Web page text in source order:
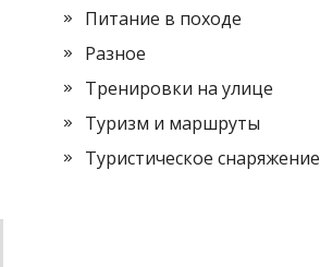
Питание в походе
Разное
Тренировки на улице
Туризм и маршруты
Туристическое снаряжение